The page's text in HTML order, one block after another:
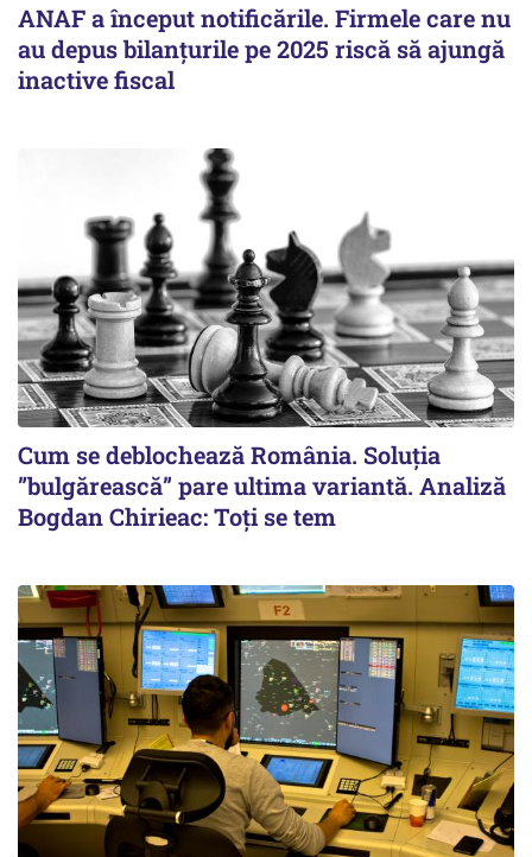
ANAF a început notificările. Firmele care nu
au depus bilanțurile pe 2025 riscă să ajungă
inactive fiscal
Cum se deblochează România. Soluția
”bulgărească” pare ultima variantă. Analiză
Bogdan Chirieac: Toți se tem